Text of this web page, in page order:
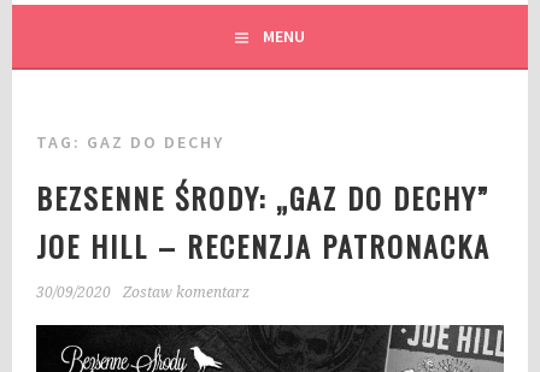
MENU
TAG: GAZ DO DECHY
BEZSENNE ŚRODY: „GAZ DO DECHY”
JOE HILL – RECENZJA PATRONACKA
30/09/2020 Zostaw komentarz